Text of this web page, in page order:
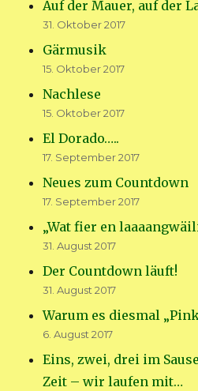
Auf der Mauer, auf der
31. Oktober 2017
Gärmusik
15. Oktober 2017
Nachlese
15. Oktober 2017
El Dorado…..
17. September 2017
Neues zum Countdown
17. September 2017
„Wat fier en
31. August 2017
Der Countdown läuft!
31. August 2017
Warum es diesmal
6. August 2017
Eins, zwei, drei im
Zeit – wir laufen mit…